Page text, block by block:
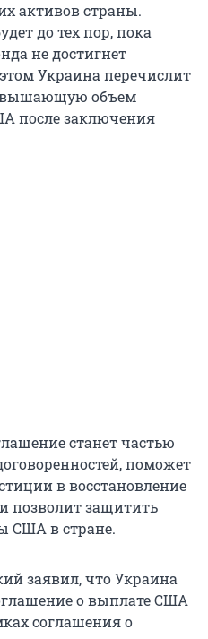
активов страны.
до тех пор, пока
не достигнет
Украина перечислит
объем
после заключения
станет частью
поможет
в восстановление
позволит защитить
США в стране.
заявил, что Украина
о выплате США
соглашения о